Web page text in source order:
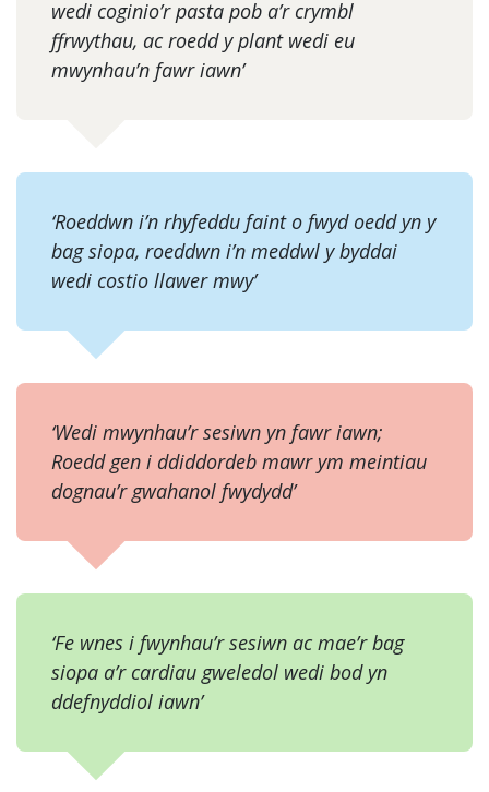
wedi coginio’r pasta pob a’r crymbl
ffrwythau, ac roedd y plant wedi eu
mwynhau’n fawr iawn’
‘Roeddwn i’n rhyfeddu faint o fwyd oedd yn y
bag siopa, roeddwn i’n meddwl y byddai
wedi costio llawer mwy’
‘Wedi mwynhau’r sesiwn yn fawr iawn;
Roedd gen i ddiddordeb mawr ym meintiau
dognau’r gwahanol fwydydd’
‘Fe wnes i fwynhau’r sesiwn ac mae’r bag
siopa a’r cardiau gweledol wedi bod yn
ddefnyddiol iawn’